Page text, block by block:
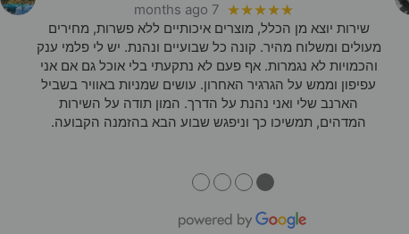
★★★★★
7 months ago
שירות יוצא מן הכלל, מוצרים איכותיים ללא פשרות, מחירים
מעולים ומשלוח מהיר. קונה כל שבועיים ונהנת. יש לי פלמי ענק
והכמויות לא נגמרות. אף פעם לא נתקעתי בלי אוכל גם אם אני
עפיפון וממש על הגרגיר האחרון. עושים שמניות באוויר בשביל
הארנב שלי ואני נהנת על הדרך. המון תודה על השירות
המדהים, תמשיכו כך וניפגש שבוע הבא בהזמנה הקבועה.
●
●
●
●